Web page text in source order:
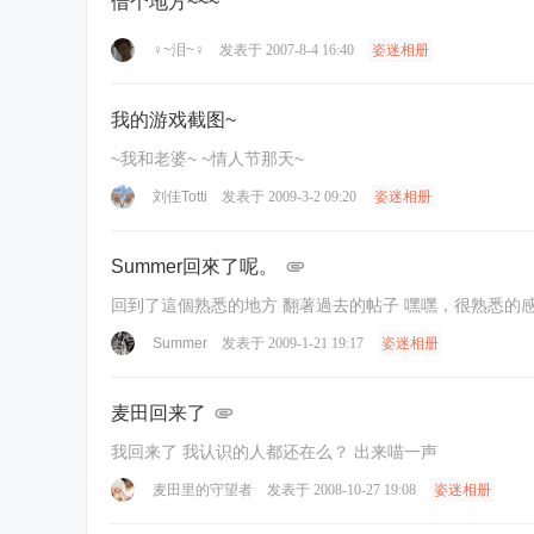
♀~泪~♀ 发表于 2007-8-4 16:40 姿迷相册
我的游戏截图~
~我和老婆~ ~情人节那天~
刘佳Totti 发表于 2009-3-2 09:20 姿迷相册
Summer回來了呢。
回到了這個熟悉的地方 翻著過去的帖子 嘿嘿，很熟悉的
Summer 发表于 2009-1-21 19:17 姿迷相册
麦田回来了
我回来了 我认识的人都还在么？ 出来喵一声
麦田里的守望者 发表于 2008-10-27 19:08 姿迷相册